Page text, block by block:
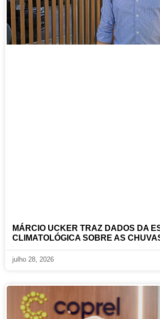
MÁRCIO UCKER TRAZ DADOS DA
CLIMATOLÓGICA SOBRE AS
julho 28, 2026